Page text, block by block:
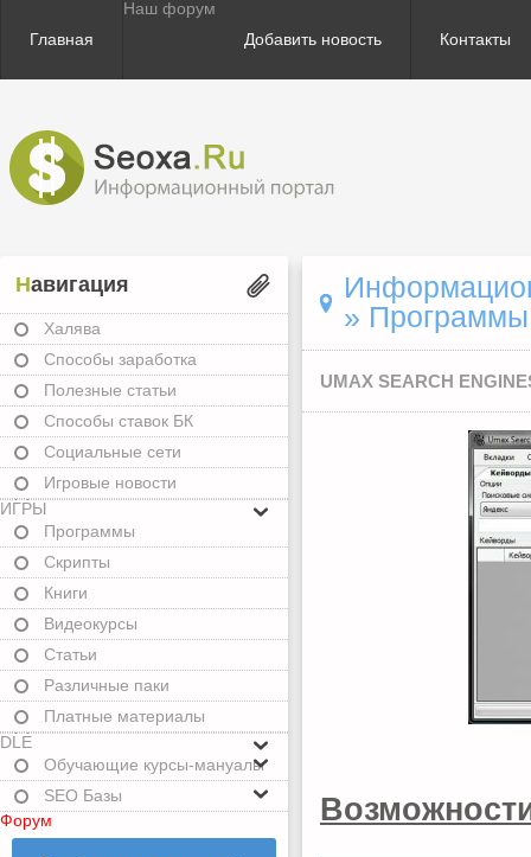
Главная
Наш форум
Добавить новость
Контакты
Навигация
Халява
Способы заработка
Полезные статьи
Способы ставок БК
Социальные сети
Игровые новости
ИГРЫ
Программы
Скрипты
Книги
Видеокурсы
Статьи
Различные паки
Платные материалы
DLE
Обучающие курсы-мануалы
SEO Базы
Форум
» Программы
UMAX SEARCH